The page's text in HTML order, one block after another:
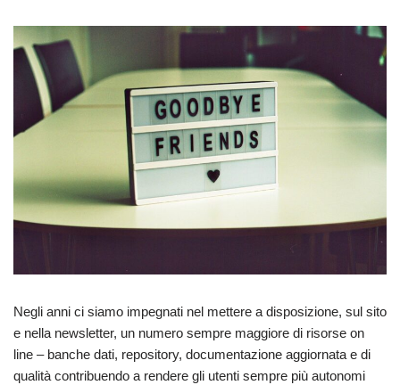
Negli anni ci siamo impegnati nel mettere a disposizione, sul sito
e nella newsletter, un numero sempre maggiore di risorse on
line – banche dati, repository, documentazione aggiornata e di
qualità contribuendo a rendere gli utenti sempre più autonomi